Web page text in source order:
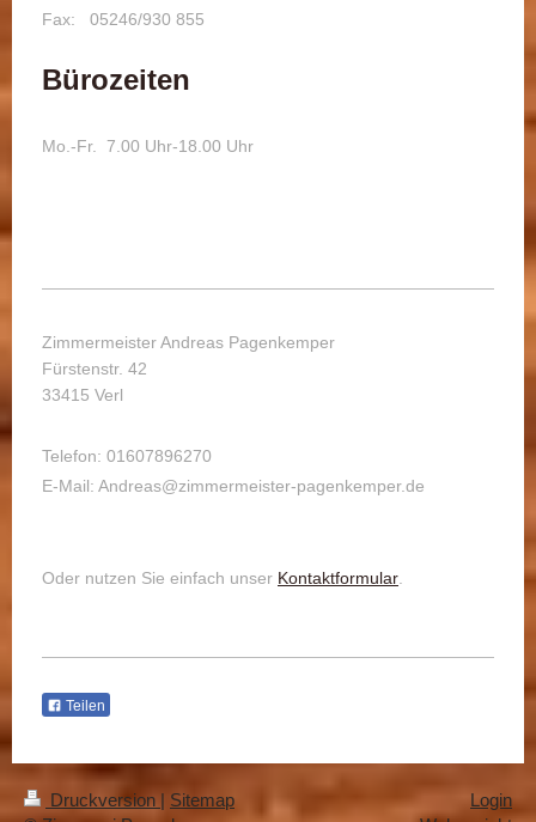
Fax: 05246/930 855
Bürozeiten
Mo.-Fr. 7.00 Uhr-18.00 Uhr
Zimmermeister Andreas Pagenkemper
Fürstenstr. 42
33415 Verl
Telefon: 01607896270
E-Mail: Andreas@zimmermeister-pagenkemper.de
Oder nutzen Sie einfach unser Kontaktformular
Teilen
Druckversion | Sitemap
Login